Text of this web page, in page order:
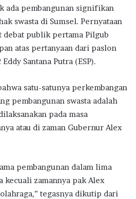
ada pembangunan signifikan
swasta di Sumsel. Pernyataan
debat publik pertama Pilgub
atas pertanyaan dari paslon
Santana Putra (ESP).
satu-satunya perkembangan
pembangunan swasta adalah
pada masa
atau di zaman Gubernur Alex
pembangunan dalam lima
zamannya pak Alex
tegasnya dikutip dari